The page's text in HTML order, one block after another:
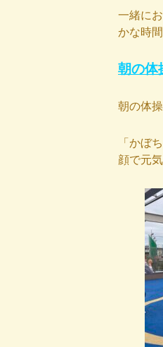
一緒に
かな時
朝の体
朝の体
「かぼ
顔で元